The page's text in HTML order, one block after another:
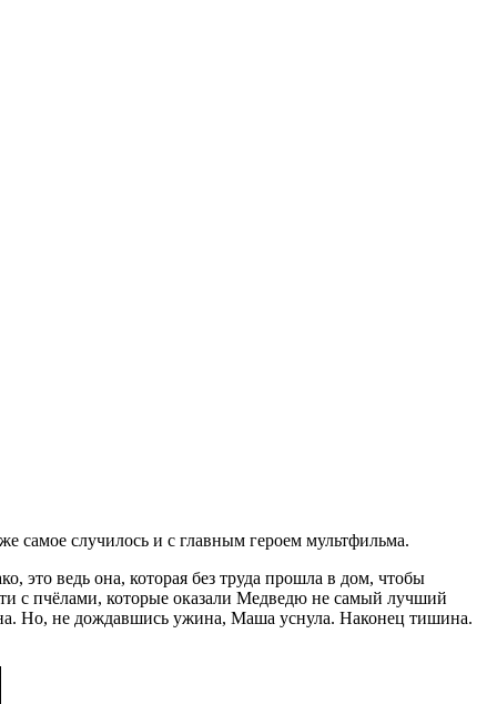
самое случилось и с главным героем мультфильма.
это ведь она, которая без труда прошла в дом, чтобы
с пчёлами, которые оказали Медведю не самый лучший
Но, не дождавшись ужина, Маша уснула. Наконец тишина.